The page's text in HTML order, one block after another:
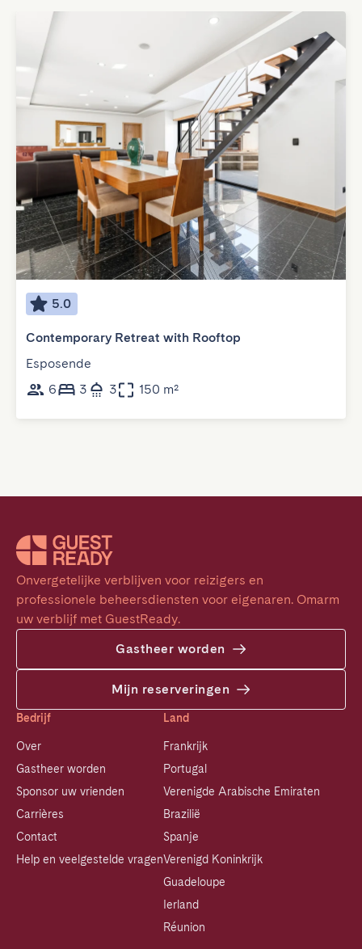
5.0
Contemporary Retreat with Rooftop
Esposende
6
3 3 150 m²
Onvergetelijke verblijven voor reizigers en
professionele beheersdiensten voor eigenaren. Omarm
uw verblijf met GuestReady.
Gastheer worden
Mijn reserveringen
Bedrijf
Over
Gastheer worden
Sponsor uw vrienden
Carrières
Contact
Help en veelgestelde vragen
Land
Frankrijk
Portugal
Verenigde Arabische Emiraten
Brazilië
Spanje
Verenigd Koninkrijk
Guadeloupe
Ierland
Réunion